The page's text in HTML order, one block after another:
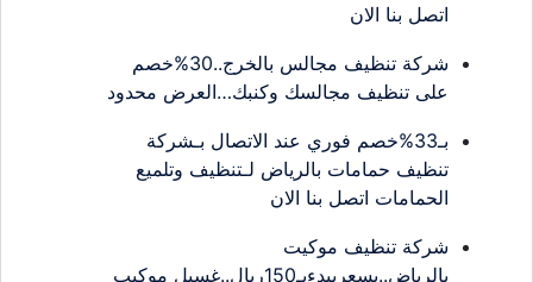
اتصل بنا الان
شركة تنظيف مجالس بالخرج..30%خصم
على تنظيف مجالسك وكنبك…العرض محدود
بـ33%خصم فوري عند الاتصال بـشركة
تنظيف حمامات بالرياض لـتنظيف وتلميع
الحمامات اتصل بنا الان
شركة تنظيف موكيت
بالرياض..بسعريبدءبـ150ريال..غسيل موكيب